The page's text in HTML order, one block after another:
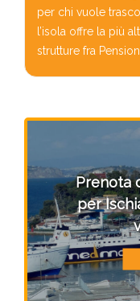
per chi vuole
l’isola offre la più
strutture fra
Prenota
per